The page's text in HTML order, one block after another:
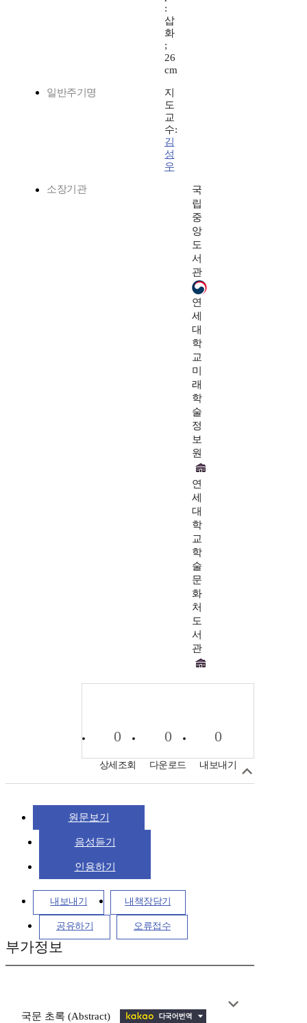
:
삽
화
;
26
cm
일반주기명
지
도
교
수:
김
성
우
소장기관
국
립
중
앙
도
서
관
연
세
대
학
교
미
래
학
술
정
보
원
연
세
대
학
교
학
술
문
화
처
도
서
관
0
상세조회
0
다운로드
0
내보내기
원문보기
음성듣기
인용하기
내보내기 내책장담기
공유하기 오류접수
부가정보
국문 초록 (Abstract)